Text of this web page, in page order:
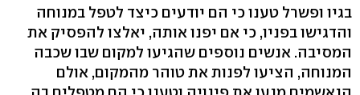
בגיו ופשרל טענו כי הם יודעים כיצד לטפל במנוחה
והדגישו בפניו, כי אם יפנו אותה, יאלצו להפסיק את
המסיבה. אנשים נוספים שהגיעו למקום שבו שכבה
המנוחה, הציעו לפנות את טוהר מהמקום, אולם